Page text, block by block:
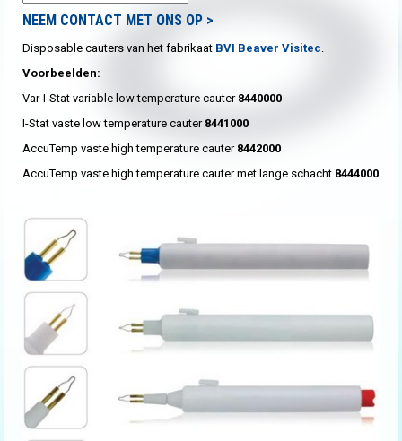
NEEM CONTACT MET ONS OP >
Disposable cauters van het fabrikaat BVI Beaver Visitec
Voorbeelden:
Var-I-Stat variable low temperature cauter 8440000
I-Stat vaste low temperature cauter 8441000
AccuTemp vaste high temperature cauter 8442000
AccuTemp vaste high temperature cauter met lange schacht 8444000